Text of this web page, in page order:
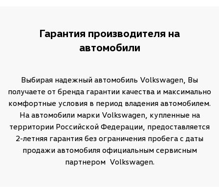
Гарантия производителя на
автомобили
Выбирая надежный автомобиль Volkswagen, Вы
получаете от бренда гарантии качества и максимально
комфортные условия в период владения автомобилем.
На автомобили марки Volkswagen, купленные на
территории Российской Федерации, предоставляется
2-летняя гарантия без ограничения пробега с даты
продажи автомобиля официальным сервисным
партнером Volkswagen.